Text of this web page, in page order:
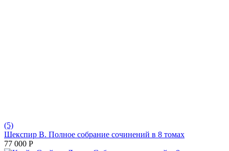
(5)
Шекспир В. Полное собрание сочинений в 8 томах
77 000 Р